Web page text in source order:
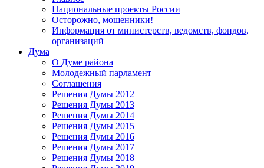
Национальные проекты России
Осторожно, мошенники!
Информация от министерств, ведомств, фондов,
организаций
Дума
О Думе района
Молодежный парламент
Соглашения
Решения Думы 2012
Решения Думы 2013
Решения Думы 2014
Решения Думы 2015
Решения Думы 2016
Решения Думы 2017
Решения Думы 2018